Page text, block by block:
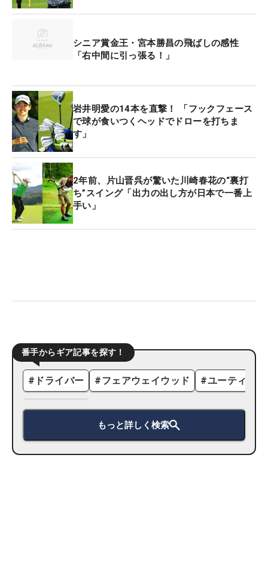
シニア賞金王・宮本勝昌の飛ばしの感性
「右中間に引っ張る！」
岩井明愛の14本を直撃！ 「フックフェース
で球が食いつくヘッドでドローを打ちま
す」
2年前、片山晋呉が驚いた川崎春花の“裏打
ち”スイング「出力の出し方が日本で一番上
手い」
番手からギア記事を探す！
# ドライバー #フェアウェイウッド #ユーティリ
もっと詳しく検索